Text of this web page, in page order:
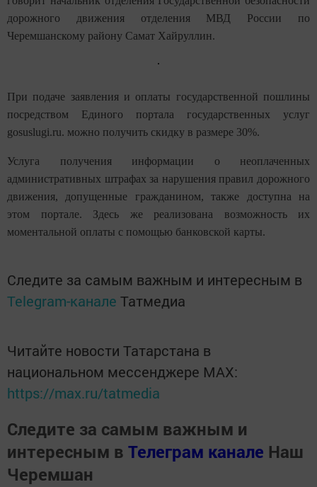
дорожного движения отделения МВД России по
Черемшанскому району Самат Хайруллин.
При подаче заявления и оплаты государственной пошлины
посредством Единого портала государственных услуг
gosuslugi.ru. можно получить скидку в размере 30%.
Услуга получения информации о неоплаченных
административных штрафах за нарушения правил дорожного
движения, допущенные гражданином, также доступна на
этом портале. Здесь же реализована возможность их
моментальной оплаты с помощью банковской карты.
Следите за самым важным и интересным в
Telegram-канале Татмедиа
Читайте новости Татарстана в
национальном мессенджере MАХ:
https://max.ru/tatmedia
Следите за самым важным и
интересным в Телеграм канале Наш
Черемшан